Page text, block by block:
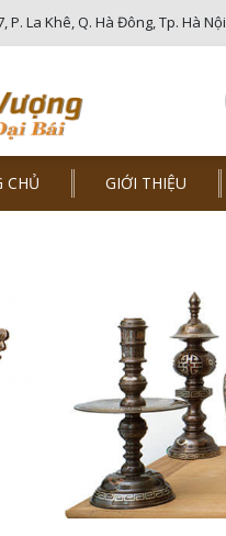
La Khê, Q. Hà Đông, Tp. Hà Nội
CHỦ GIỚI THIỆU